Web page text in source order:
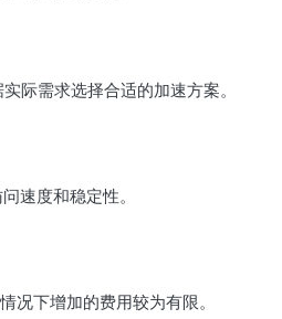
际需求选择合适的加速方案。
速度和稳定性。
况下增加的费用较为有限。